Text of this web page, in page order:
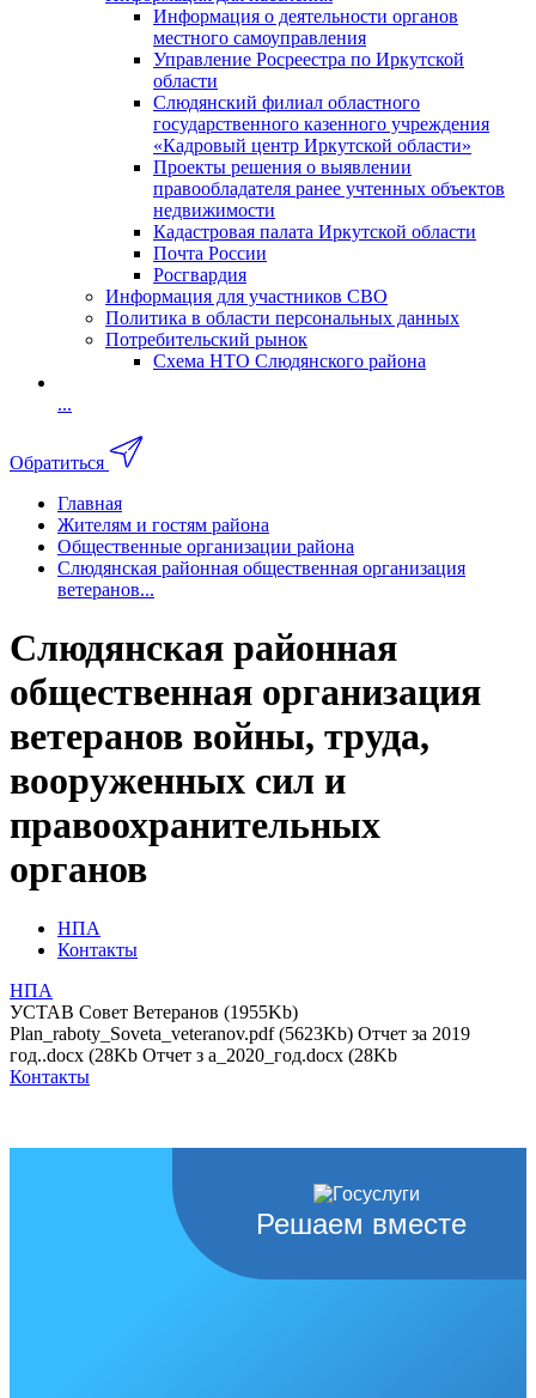
Информация о деятельности органов
местного самоуправления
Управление Росреестра по Иркутской
области
Слюдянский филиал областного
государственного казенного учреждения
«Кадровый центр Иркутской области»
Проекты решения о выявлении
правообладателя ранее учтенных объектов
недвижимости
Кадастровая палата Иркутской области
Почта России
Росгвардия
Информация для участников СВО
Политика в области персональных данных
Потребительский рынок
Схема НТО Слюдянского района
...
Обратиться
Главная
Жителям и гостям района
Общественные организации района
Слюдянская районная общественная организация
ветеранов...
Слюдянская районная
общественная организация
ветеранов войны, труда,
вооруженных сил и
правоохранительных
органов
НПА
Контакты
НПА
УСТАВ Совет Ветеранов (1955Kb)
Plan_raboty_Soveta_veteranov.pdf (5623Kb) Отчет за 2019
год..docx (28Kb Отчет з a_2020_год.docx (28Kb
Контакты
Решаем вместе